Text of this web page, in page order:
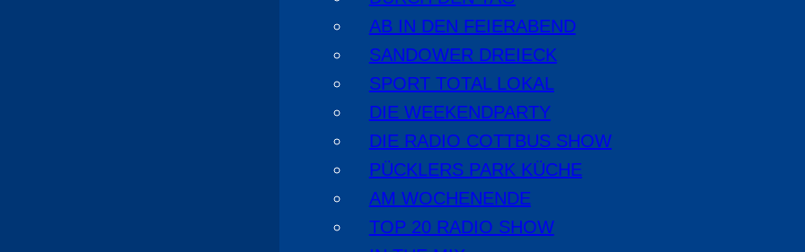
AB IN DEN FEIERABEND
SANDOWER DREIECK
SPORT TOTAL LOKAL
DIE WEEKENDPARTY
DIE RADIO COTTBUS SHOW
PÜCKLERS PARK KÜCHE
AM WOCHENENDE
TOP 20 RADIO SHOW